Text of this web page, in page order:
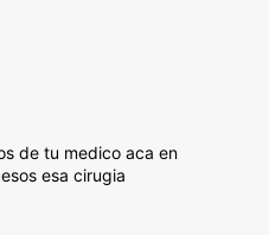
de tu medico aca en
esa cirugia